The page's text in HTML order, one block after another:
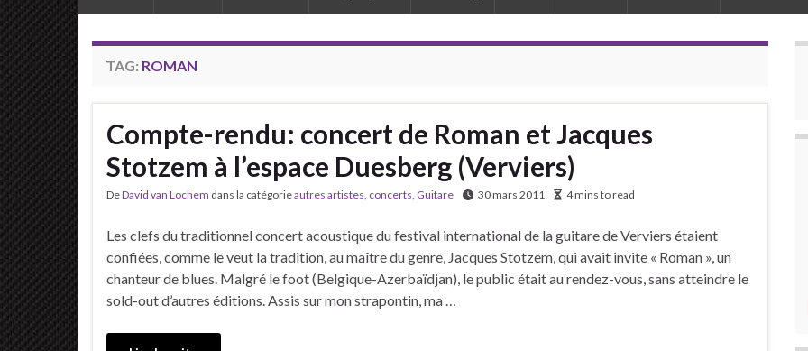
TAG: ROMAN
Compte-rendu: concert de Roman et Jacques
Stotzem à l’espace Duesberg (Verviers)
DeDavid van Lochem dans la catégorieautres artistes, concerts, Guitare 30 mars 2011 4 mins to read
Les clefs du traditionnel concert acoustique du festival international de la guitare de Verviers étaient
confiées, comme le veut la tradition, au maître du genre, Jacques Stotzem, qui avait invite « Roman », un
chanteur de blues. Malgré le foot (Belgique-Azerbaïdjan), le public était au rendez-vous, sans atteindre le
sold-out d’autres éditions. Assis sur mon strapontin, ma …